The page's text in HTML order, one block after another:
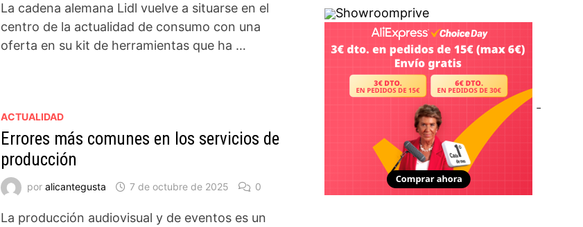
La cadena alemana Lidl vuelve a situarse en el
centro de la actualidad de consumo con una
oferta en su kit de herramientas que ha …
ACTUALIDAD
Errores más comunes en los servicios de
producción
por alicantegusta 7 de octubre de 2025 0
La producción audiovisual y de eventos es un
Showroomprive
-